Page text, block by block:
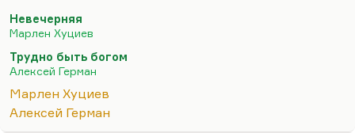
бонусы. Тянул по понятным причинам, также
тянул Герман с «Трудно быть богом», чтобы его
Opus magnum вышел после его смерти. Или, по
крайней мере, совпал с ней как-то. У Германа
совершенно готова была картина. Там нужно
было доозвучить какие-то косметические куски, а
Невечерняя
Марлен Хуциев
Трудно быть богом
Алексей Герман
Марлен Хуциев
Алексей Герман